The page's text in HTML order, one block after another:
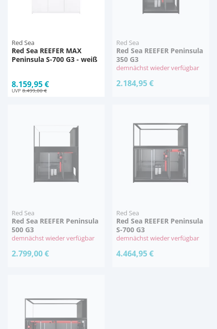
Red Sea
Red Sea REEFER MAX
Peninsula S-700 G3 - weiß
8.159,95 €
UVP 8.499,00 €
Red Sea
Red Sea REEFER Peninsula
350 G3
demnächst wieder verfügbar
2.184,95 €
Red Sea
Red Sea REEFER Peninsula
500 G3
demnächst wieder verfügbar
2.799,00 €
Red Sea
Red Sea REEFER Peninsula
S-700 G3
demnächst wieder verfügbar
4.464,95 €